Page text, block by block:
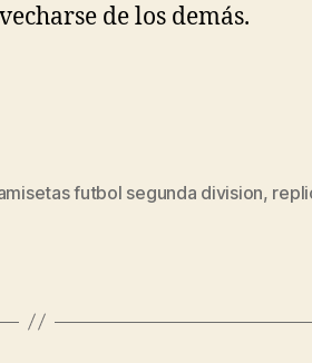
de los demás.
futbol segunda division,